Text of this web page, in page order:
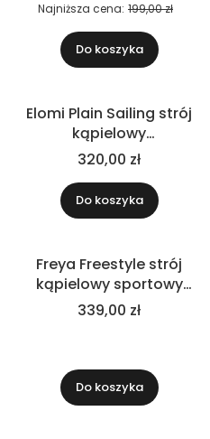
Najniższa cena: 199,00 zł
Do koszyka
Elomi Plain Sailing strój
kąpielowy
jednoczęściowy
320,00 zł
Do koszyka
Freya Freestyle strój
kąpielowy sportowy
jednoczęściowy
339,00 zł
Do koszyka